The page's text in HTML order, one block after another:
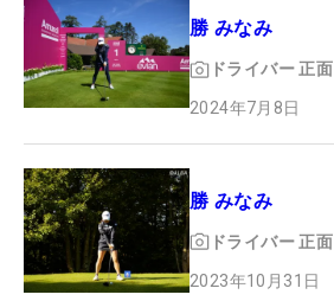
勝 みなみ
ドライバー 正面
2024年7月8日
勝 みなみ
ドライバー 正面
2023年10月31日